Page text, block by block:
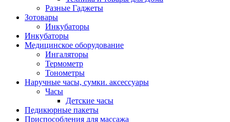
Разные Гаджеты
Зотовары
Инкубаторы
Инкубаторы
Медицинское оборудование
Ингаляторы
Термометр
Тонометры
Наручные часы, сумки. аксессуары
Часы
Детские часы
Педикюрные пакеты
Приспособления для массажа